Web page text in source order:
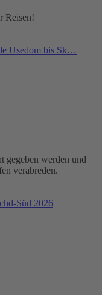
Reisen!
Usedom bis Sk…
gegeben werden und
verabreden.
Süd 2026